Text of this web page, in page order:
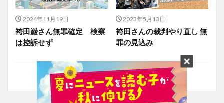
2024年11月19日
袴田巌さん無罪確定 検察
は控訴せず
2023年5月13日
袴田さんの裁判やり直し 無
罪の見込み